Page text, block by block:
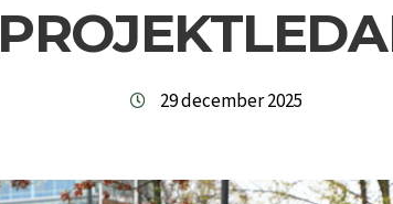
29 december 2025